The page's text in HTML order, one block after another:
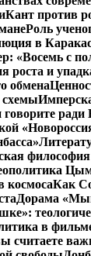
Кант против
Роль
в
«Восемь с
роста и
обмена
схемы
говорите
философия
космосаКак
Дорама
в
считаете